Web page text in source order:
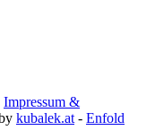
Impressum &
kubalek.at - Enfold